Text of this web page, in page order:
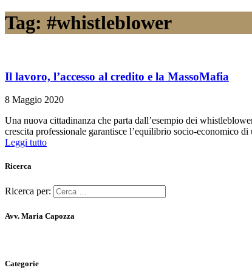
Tag: #whistleblower
Il lavoro, l’accesso al credito e la MassoMafia
8 Maggio 2020
Una nuova cittadinanza che parta dall’esempio dei
crescita professionale garantisce l’equilibrio socio-economico
Leggi tutto
Ricerca
Ricerca per:
Avv. Maria Capozza
Categorie